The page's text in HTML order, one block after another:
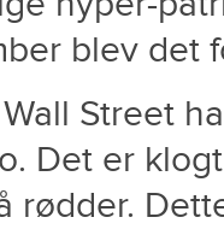
blev det
Street
Det er
rødder.